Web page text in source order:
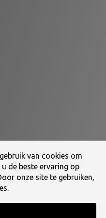
van cookies om
de beste ervaring op
onze site te gebruiken,